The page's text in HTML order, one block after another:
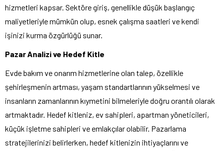
hizmetleri kapsar. Sektöre giriş, genellikle düşük başlangıç
maliyetleriyle mümkün olup, esnek çalışma saatleri ve kendi
işinizi kurma özgürlüğü sunar.
Pazar Analizi ve Hedef Kitle
Evde bakım ve onarım hizmetlerine olan talep, özellikle
şehirleşmenin artması, yaşam standartlarının yükselmesi ve
insanların zamanlarının kıymetini bilmeleriyle doğru orantılı olarak
artmaktadır. Hedef kitleniz, ev sahipleri, apartman yöneticileri,
küçük işletme sahipleri ve emlakçılar olabilir. Pazarlama
stratejilerinizi belirlerken, hedef kitlenizin ihtiyaçlarını ve